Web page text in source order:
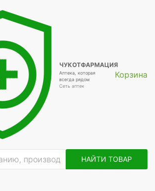
ЧУКОТФАРМАЦИЯ
Аптека, которая
всегда рядом
Сеть аптек
Корзина
НАЙТИ ТОВАР